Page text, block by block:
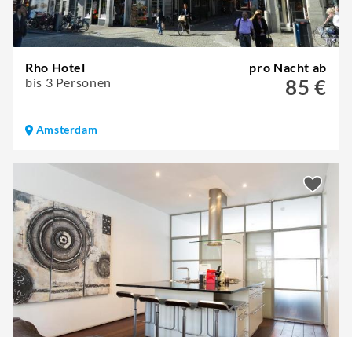
Rho Hotel
bis 3 Personen
pro Nacht ab
85 €
Amsterdam